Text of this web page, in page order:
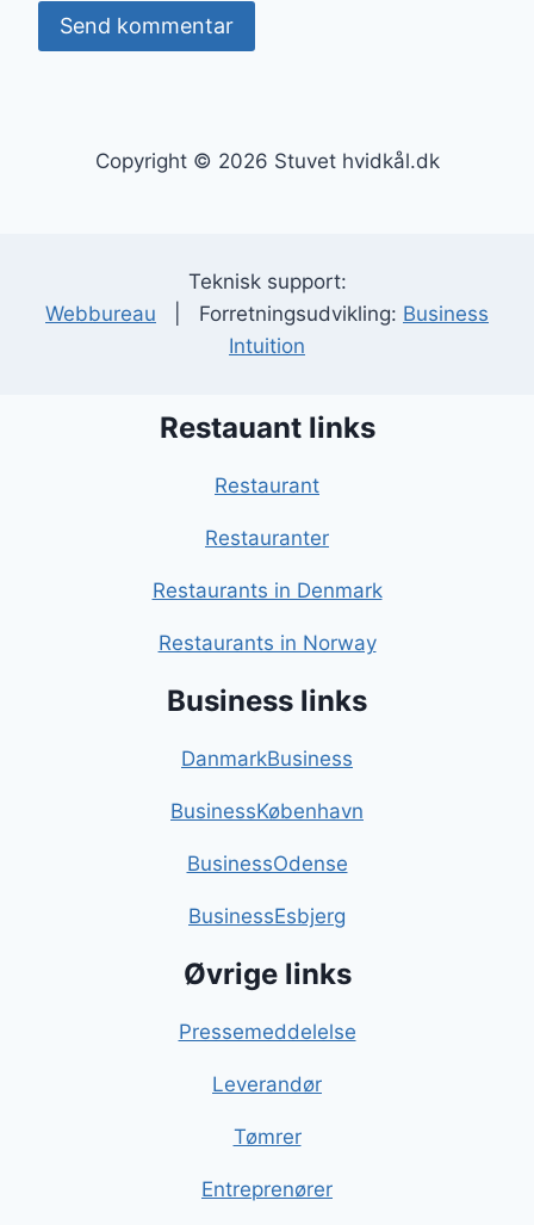
Copyright © 2026 Stuvet hvidkål.dk
Teknisk support:
Webbureau | Forretningsudvikling: Business
Intuition
Restauant links
Restaurant
Restauranter
Restaurants in Denmark
Restaurants in Norway
Business links
DanmarkBusiness
BusinessKøbenhavn
BusinessOdense
BusinessEsbjerg
Øvrige links
Pressemeddelelse
Leverandør
Tømrer
Entreprenører